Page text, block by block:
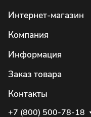
Интернет-магазин
Компания
Информация
Заказ товара
Контакты
+7 (800) 500-78-18